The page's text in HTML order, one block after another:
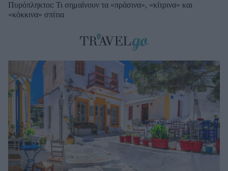
Πυρόπληκτοι: Τι σημαίνουν τα «πράσινα», «κίτρινα» και
«κόκκινα» σπίτια